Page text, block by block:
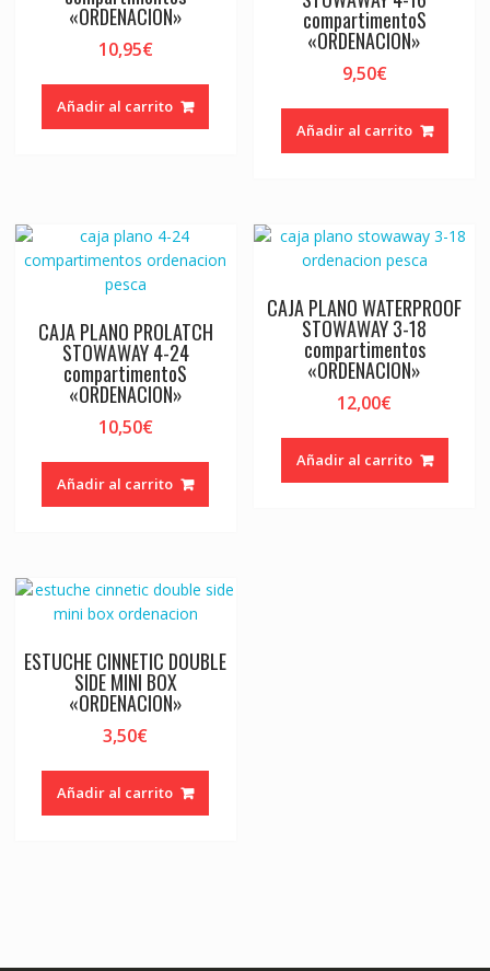
«ORDENACION»
10,95€
Añadir al carrito
compartimentoS
«ORDENACION»
9,50€
Añadir al carrito
CAJA PLANO PROLATCH
STOWAWAY 4-24
compartimentoS
«ORDENACION»
10,50€
Añadir al carrito
CAJA PLANO WATERPROOF
STOWAWAY 3-18
compartimentos
«ORDENACION»
12,00€
Añadir al carrito
ESTUCHE CINNETIC DOUBLE
SIDE MINI BOX
«ORDENACION»
3,50€
Añadir al carrito